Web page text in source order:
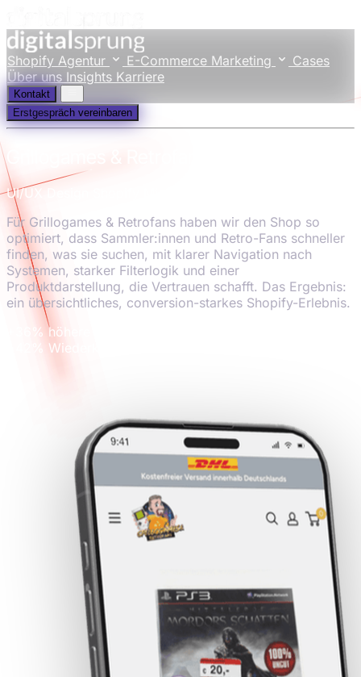
Shopify Agentur E-Commerce Marketing
Cases
Über uns Insights Karriere
Kontakt
Erstgespräch vereinbaren
UI/UX Design
Für Grillogames & Retrofans haben wir den Shop so
optimiert, dass Sammler:innen und Retro-Fans schneller
finden, was sie suchen, mit klarer Navigation nach
Systemen, starker Filterlogik und einer
Produktdarstellung, die Vertrauen schafft. Das Ergebnis:
ein übersichtliches, conversion-starkes Shopify-Erlebnis.
+36% höhere Conversionrate
+42% Wiederkehrende Käufer